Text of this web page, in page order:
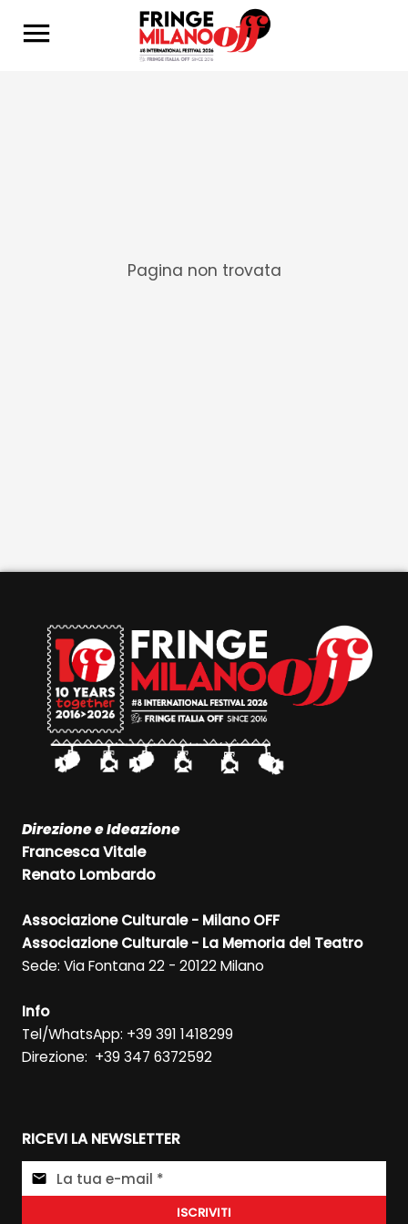
Pagina non trovata
Direzione e Ideazione
Francesca Vitale
Renato Lombardo
Associazione Culturale - Milano OFF
Associazione Culturale - La Memoria del Teatro
Sede: Via Fontana 22 - 20122 Milano
Info
Tel/WhatsApp: +39 391 1418299
Direzione: +39 347 6372592
RICEVI LA NEWSLETTER
ISCRIVITI